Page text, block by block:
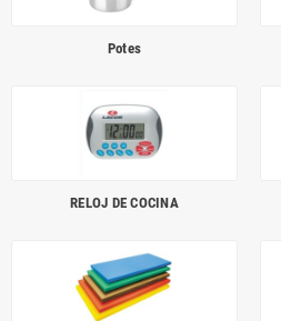
Potes
RELOJ DE COCINA